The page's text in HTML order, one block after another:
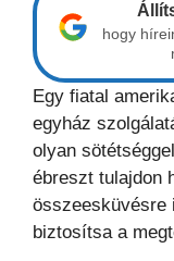
hogy
Egy fiatal
egyház
olyan
ébreszt tulajdon
összeesküvésre
biztosítsa a